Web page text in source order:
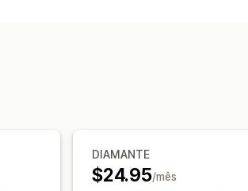
DIAMANTE
$24.95/mês